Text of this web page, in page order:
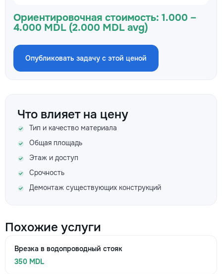
Ориентировочная стоимость: 1.000 –
4.000 MDL (2.000 MDL avg)
Опубликовать задачу с этой ценой
Что влияет на цену
Тип и качество материала
Общая площадь
Этаж и доступ
Срочность
Демонтаж существующих конструкций
Похожие услуги
Врезка в водопроводный стояк
350 MDL